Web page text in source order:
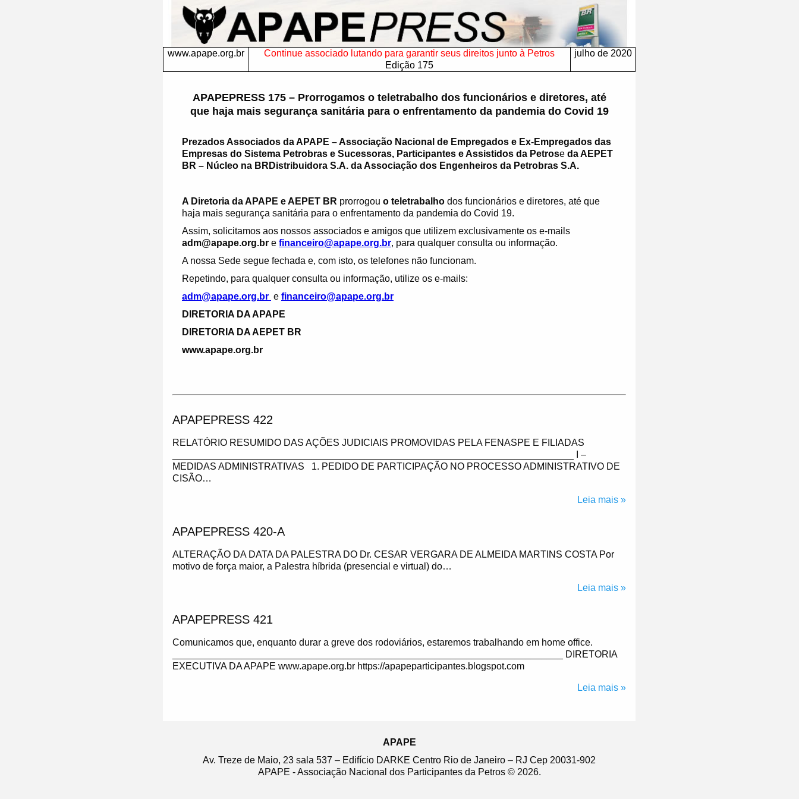
www.apape.org.br
Continue associado lutando para garantir seus direitos junto à Petros
Edição 175
julho de 2020
APAPEPRESS 175 – Prorrogamos o teletrabalho dos funcionários e diretores, até
que haja mais segurança sanitária para o enfrentamento da pandemia do Covid 19
Prezados Associados da APAPE – Associação Nacional de Empregados e Ex-Empregados das
Empresas do Sistema Petrobras e Sucessoras, Participantes e Assistidos da Petrose da AEPET
BR – Núcleo na BRDistribuidora S.A. da Associação dos Engenheiros da Petrobras S.A.
A Diretoria da APAPE e AEPET BR prorrogou o teletrabalho dos funcionários e diretores, até que
haja mais segurança sanitária para o enfrentamento da pandemia do Covid 19.
Assim, solicitamos aos nossos associados e amigos que utilizem exclusivamente os e-mails
adm@apape.org.br e financeiro@apape.org.br, para qualquer consulta ou informação.
A nossa Sede segue fechada e, com isto, os telefones não funcionam.
Repetindo, para qualquer consulta ou informação, utilize os e-mails:
adm@apape.org.br e financeiro@apape.org.br
DIRETORIA DA APAPE
DIRETORIA DA AEPET BR
www.apape.org.br
APAPEPRESS 422
RELATÓRIO RESUMIDO DAS AÇÕES JUDICIAIS PROMOVIDAS PELA FENASPE E FILIADAS
___________________________________________________________________________ I –
MEDIDAS ADMINISTRATIVAS 1. PEDIDO DE PARTICIPAÇÃO NO PROCESSO ADMINISTRATIVO DE
CISÃO…
Leia mais »
APAPEPRESS 420-A
ALTERAÇÃO DA DATA DA PALESTRA DO Dr. CESAR VERGARA DE ALMEIDA MARTINS COSTA Por
motivo de força maior, a Palestra híbrida (presencial e virtual) do…
Leia mais »
APAPEPRESS 421
Comunicamos que, enquanto durar a greve dos rodoviários, estaremos trabalhando em home office.
_________________________________________________________________________ DIRETORIA
EXECUTIVA DA APAPE www.apape.org.br https://apapeparticipantes.blogspot.com
Leia mais »
APAPE
Av. Treze de Maio, 23 sala 537 – Edifício DARKE Centro Rio de Janeiro – RJ Cep 20031-902
APAPE - Associação Nacional dos Participantes da Petros © 2026.